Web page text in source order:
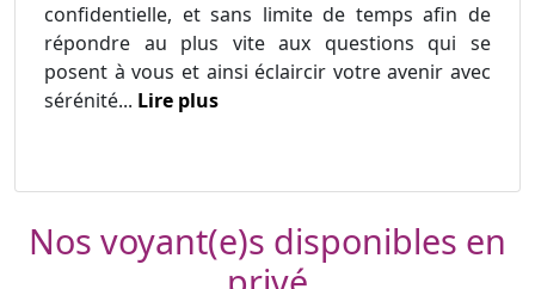
confidentielle, et sans limite de temps afin de
répondre au plus vite aux questions qui se
posent à vous et ainsi éclaircir votre avenir avec
sérénité... Lire plus
Nos voyant(e)s disponibles en